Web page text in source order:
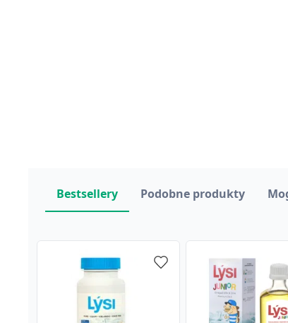
Bestsellery Podobne produkty